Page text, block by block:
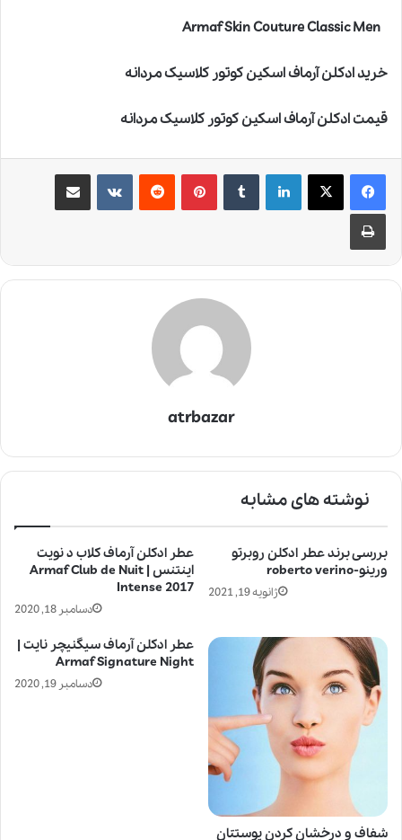
خرید ادکلن آرماف اسکین کوتور کلاسیک مردانه
قیمت ادکلن آرماف اسکین کوتور کلاسیک مردانه
لینکدین ‫تامبلر ‫پین‌ترست‫رددیت ‫VKontakteاشتراک گذاری از طریق ایمیل
چاپ
atrbazar
نوشته های مشابه
عطر ادکلن آرماف کلاب د نویت
اینتنس | Armaf Club de Nuit
Intense 2017
دسامبر 18, 2020
بررسی برند عطر ادکلن روبرتو
ورینو-roberto verino
ژانویه 19, 2021
عطر ادکلن آرماف سیگنیچر نایت |
Armaf Signature Night
دسامبر 19, 2020
شفاف و درخشان کردن پوستتان